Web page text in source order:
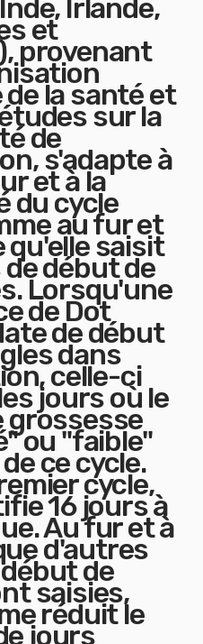
Irlande,
et
provenant
la santé et
sur la
de
s'adapte à
et à la
du cycle
au fur et
qu'elle saisit
début de
Lorsqu'une
de Dot
de début
dans
celle-ci
jours où le
grossesse
ou "faible"
ce cycle.
cycle,
16 jours à
Au fur et à
d'autres
de
saisies,
réduit le
jours